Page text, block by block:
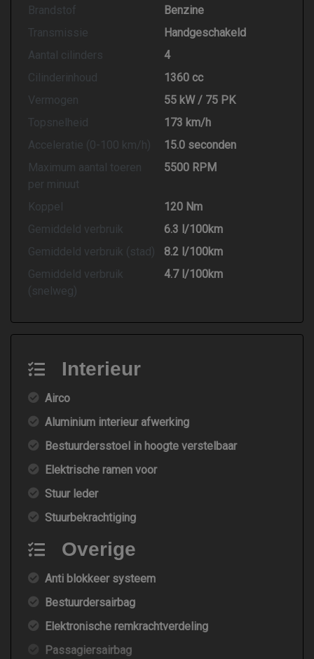
Brandstof
Benzine
Transmissie
Handgeschakeld
Aantal cilinders
4
Cilinderinhoud
1360 cc
Vermogen
55 kW / 75 PK
Topsnelheid
173 km/h
Acceleratie (0-100 km/h)
15.0 seconden
Maximum aantal toeren
per minuut
5500 RPM
Koppel
120 Nm
Gemiddeld verbruik
6.3 l/100km
Gemiddeld verbruik (stad)
8.2 l/100km
Gemiddeld verbruik
(snelweg)
4.7 l/100km
Interieur
Airco
Aluminium interieur afwerking
Bestuurdersstoel in hoogte verstelbaar
Elektrische ramen voor
Stuur leder
Stuurbekrachtiging
Overige
Anti blokkeer systeem
Bestuurdersairbag
Elektronische remkrachtverdeling
Passagiersairbag